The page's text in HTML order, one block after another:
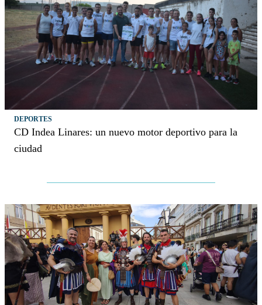
DEPORTES
CD Indea Linares: un nuevo motor deportivo para la
ciudad